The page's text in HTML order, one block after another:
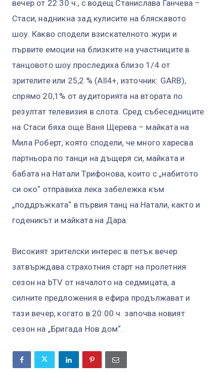
вечер от 22:30 ч., с водещ Станислава Ганчева –
Стаси, надникна зад кулисите на бляскавото
шоу. Какво сподели взискателното жури и
първите емоции на близките на участниците в
танцовото шоу проследиха близо 1/4 от
зрителите или 25,2 % (All4+, източник: GARB),
спрямо 20,1% от аудиторията на втората по
резултат телевизия в слота. Сред събеседниците
на Стаси бяха още Ваня Щерева – майката на
Мила Роберт, която сподели, че много харесва
партньора по танци на дъщеря си, майката и
бабата на Натали Трифонова, които с „набитото
си око“ отправиха лека забележка към
„поддръжката“ в първия танц на Натали, както и
годеникът и майката на Дара.
Високият зрителски интерес в петък вечер
затвърждава страхотния старт на пролетния
сезон на bTV от началото на седмицата, а
силните предложения в ефира продължават и
тази вечер, когато в 20:00 ч. започва новият
сезон на „Бригада Нов дом“.